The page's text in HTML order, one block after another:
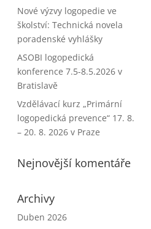
Nové výzvy logopedie ve
školství: Technická novela
poradenské vyhlášky
ASOBI logopedická
konference 7.5-8.5.2026 v
Bratislavě
Vzdělávací kurz „Primární
logopedická prevence“ 17. 8.
– 20. 8. 2026 v Praze
Nejnovější komentáře
Archivy
Duben 2026